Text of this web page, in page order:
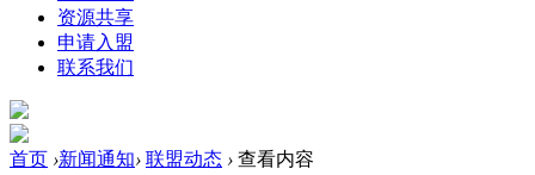
资源共享
申请入盟
联系我们
首页 ›新闻通知› 联盟动态 › 查看内容